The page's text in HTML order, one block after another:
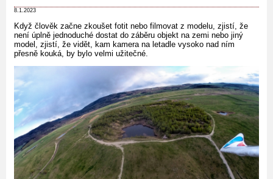
8.1.2023
Když člověk začne zkoušet fotit nebo filmovat z modelu, zjistí, že
není úplně jednoduché dostat do záběru objekt na zemi nebo jiný
model, zjistí, že vidět, kam kamera na letadle vysoko nad ním
přesně kouká, by bylo velmi užitečné.